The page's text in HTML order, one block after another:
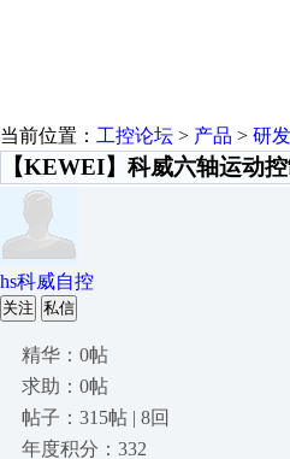
当前位置： 工控论坛 > 产品 > 研
【KEWEI】科威六轴运动
hs科威自控
关注 私信
精华：0帖
求助：0帖
帖子：315帖 | 8回
年度积分：332